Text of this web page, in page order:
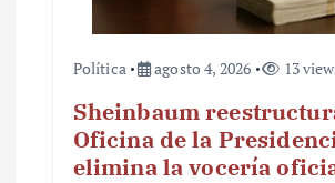
Política agosto 4, 2026 13
Sheinbaum
Oficina de la
elimina la vocería